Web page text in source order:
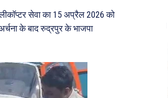
सेवा का 15 अप्रैल 2026 को
के बाद रुद्रपुर के भाजपा